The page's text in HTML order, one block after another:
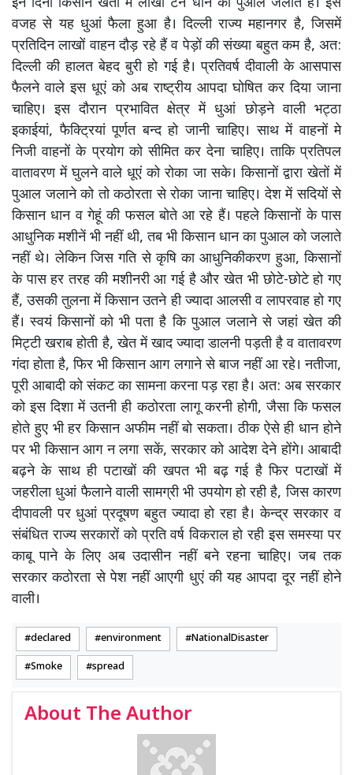
इन दिनों किसान खेतों में लाखों टन धान की पुआल जलाते हैं। इस
वजह से यह धुआं फैला हुआ है। दिल्ली राज्य महानगर है, जिसमें
प्रतिदिन लाखों वाहन दौड़ रहे हैं व पेड़ों की संख्या बहुत कम है, अत:
दिल्ली की हालत बेहद बुरी हो गई है। प्रतिवर्ष दीवाली के आसपास
फैलने वाले इस धूएं को अब राष्ट्रीय आपदा घोषित कर दिया जाना
चाहिए। इस दौरान प्रभावित क्षेत्र में धुआं छोड़ने वाली भट्ठा
इकाईयां, फैक्ट्रियां पूर्णत बन्द हो जानी चाहिए। साथ में वाहनों मे
निजी वाहनों के प्रयोग को सीमित कर देना चाहिए। ताकि प्रतिपल
वातावरण में घुलने वाले धूएं को रोका जा सके। किसानों द्वारा खेतों में
पुआल जलाने को तो कठोरता से रोका जाना चाहिए। देश में सदियों से
किसान धान व गेहूं की फसल बोते आ रहे हैं। पहले किसानों के पास
आधुनिक मशीनें भी नहीं थी, तब भी किसान धान का पुआल को जलाते
नहीं थे। लेकिन जिस गति से कृषि का आधुनिकीकरण हुआ, किसानों
के पास हर तरह की मशीनरी आ गई है और खेत भी छोटे-छोटे हो गए
हैं, उसकी तुलना में किसान उतने ही ज्यादा आलसी व लापरवाह हो गए
हैं। स्वयं किसानों को भी पता है कि पुआल जलाने से जहां खेत की
मिट्टी खराब होती है, खेत में खाद ज्यादा डालनी पड़ती है व वातावरण
गंदा होता है, फिर भी किसान आग लगाने से बाज नहीं आ रहे। नतीजा,
पूरी आबादी को संकट का सामना करना पड़ रहा है। अत: अब सरकार
को इस दिशा में उतनी ही कठोरता लागू करनी होगी, जैसा कि फसल
होते हुए भी हर किसान अफीम नहीं बो सकता। ठीक ऐसे ही धान होने
पर भी किसान आग न लगा सकें, सरकार को आदेश देने होंगे। आबादी
बढ़ने के साथ ही पटाखों की खपत भी बढ़ गई है फिर पटाखों में
जहरीला धुआं फैलाने वाली सामग्री भी उपयोग हो रही है, जिस कारण
दीपावली पर धुआं प्रदूषण बहुत ज्यादा हो रहा है। केन्द्र सरकार व
संबंधित राज्य सरकारों को प्रति वर्ष विकराल हो रही इस समस्या पर
काबू पाने के लिए अब उदासीन नहीं बने रहना चाहिए। जब तक
सरकार कठोरता से पेश नहीं आएगी धुएं की यह आपदा दूर नहीं होने
वाली।
declared environment NationalDisaster
Smoke spread
About The Author